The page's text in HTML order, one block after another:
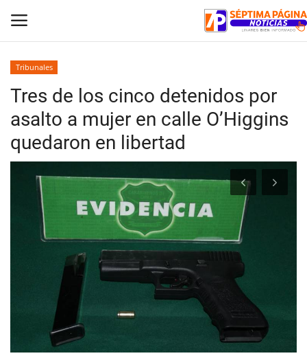
Inicio
Crónica
Policial
Tribunales
Deporte
Espectáculos
Tribunales
Tres de los cinco detenidos por
asalto a mujer en calle O’Higgins
quedaron en libertad